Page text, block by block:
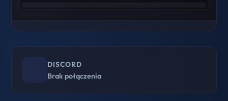
DISCORD
Brak połączenia